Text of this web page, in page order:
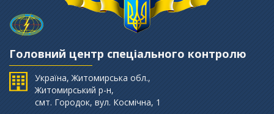
Головний центр спеціального контролю
Україна, Житомирська обл.,
Житомирський р-н,
смт. Городок, вул. Космічна, 1